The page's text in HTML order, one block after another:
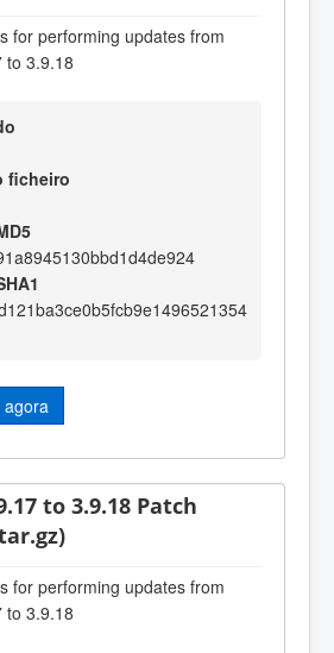
for performing updates from
to 3.9.18
ficheiro
agora
to 3.9.18 Patch
for performing updates from
to 3.9.18